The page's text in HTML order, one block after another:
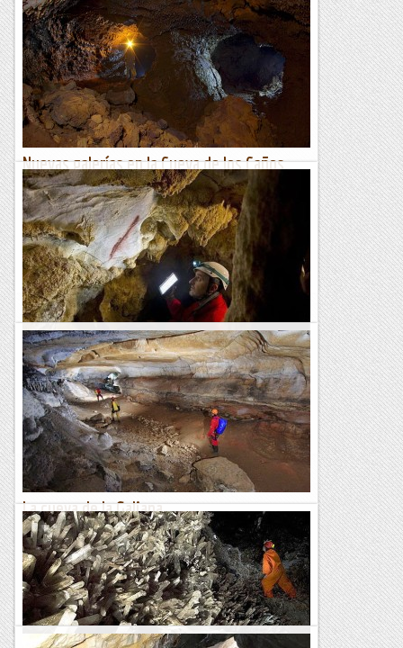
Farà un parell de setmanes teníem d’anar a donar un cop de
mà a Carlos Flores, amb el projecte 17picos17simas, a la
cavitat més profunda de Catalunya la...
Secció d'espeleo i barrancs de la UEC Tortosa
Nuevas galerías en la Cueva de los Caños.
Espeleometría, biocenosis y microbiologia
Nuevas galerías en la Cueva de los Caños (Mazo, La Palma,
Islas Canarias). Notas sobre espeleometría, biocenosis y
microbiologia.Octavio Fernández, Daniel Gómez, Manuel...
Espeleobloc
Descoberta de pintures a la Cueva Aurea
Fou el passat 3 de març quan tot continuant amb els treballs
que fa anys que els companys de l’Espeleo Club Sabadell,
Manel Llenas i Raquel Hernàndez, estan desenvolupant en...
Espeleobloc
La cueva de la Galiana
Estudi geomorfològic de La GalianaNota:Tot i que la major
part d'imatges que inserim procedeixen de la web de
l'empresa que organitza visites d'aventura, creiem que com
a...
Espeleobloc